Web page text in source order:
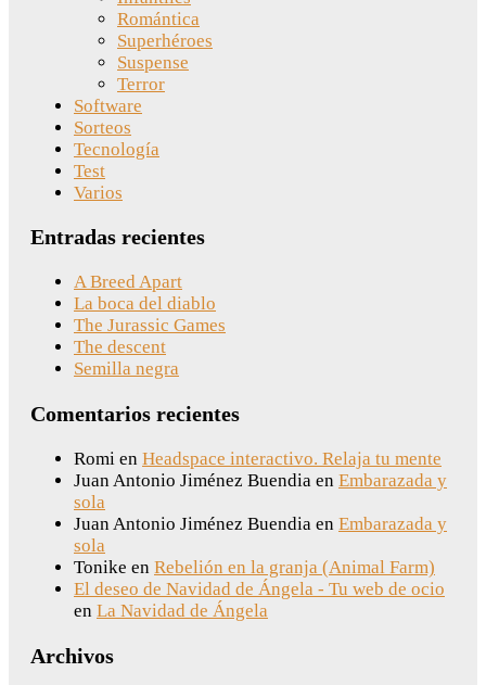
Romántica
Superhéroes
Suspense
Terror
Software
Sorteos
Tecnología
Test
Varios
Entradas recientes
A Breed Apart
La boca del diablo
The Jurassic Games
The descent
Semilla negra
Comentarios recientes
Romi en Headspace interactivo. Relaja tu mente
Juan Antonio Jiménez Buendia en Embarazada y
sola
Juan Antonio Jiménez Buendia en Embarazada y
sola
Tonike en Rebelión en la granja (Animal Farm)
El deseo de Navidad de Ángela - Tu web de ocio
en La Navidad de Ángela
Archivos